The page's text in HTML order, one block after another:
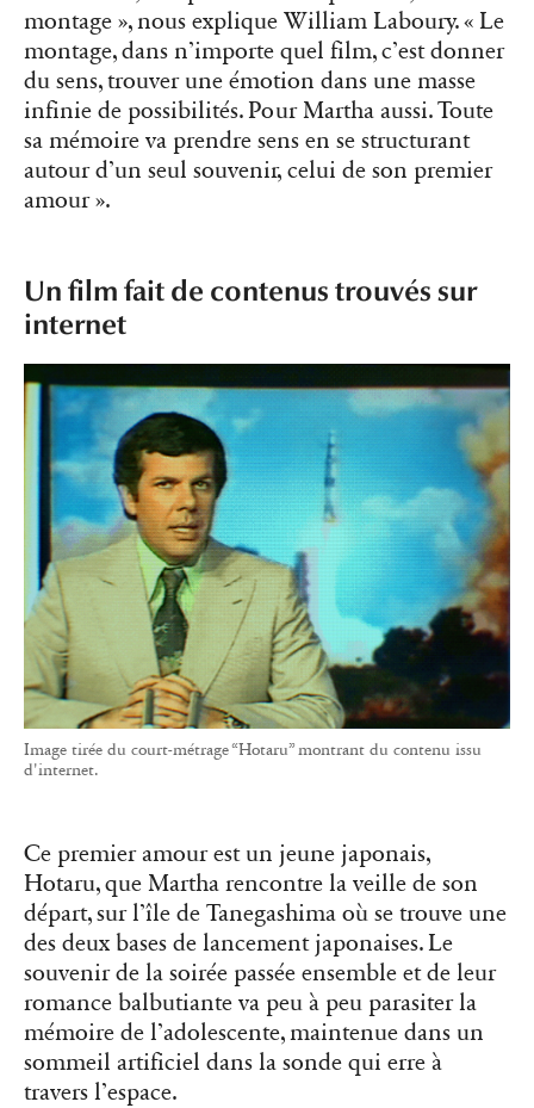
montage », nous explique William Laboury. « Le
montage, dans n’importe quel film, c’est donner
du sens, trouver une émotion dans une masse
infinie de possibilités. Pour Martha aussi. Toute
sa mémoire va prendre sens en se structurant
autour d’un seul souvenir, celui de son premier
amour ».
Un film fait de contenus trouvés sur
internet
Image tirée du court-métrage “Hotaru” montrant du contenu issu
d'internet.
Ce premier amour est un jeune japonais,
Hotaru, que Martha rencontre la veille de son
départ, sur l’île de Tanegashima où se trouve une
des deux bases de lancement japonaises. Le
souvenir de la soirée passée ensemble et de leur
romance balbutiante va peu à peu parasiter la
mémoire de l’adolescente, maintenue dans un
sommeil artificiel dans la sonde qui erre à
travers l’espace.